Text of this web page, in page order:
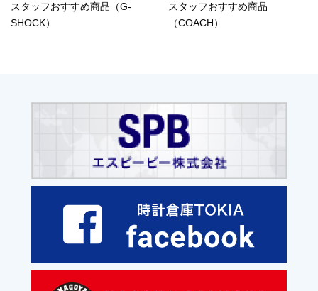
スタッフおすすめ商品（G-
SHOCK）
スタッフおすすめ商品
（COACH）